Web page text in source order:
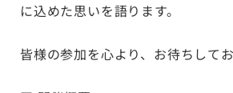
に込めた思いを語ります。
皆様の参加を心より、お待ちしてお